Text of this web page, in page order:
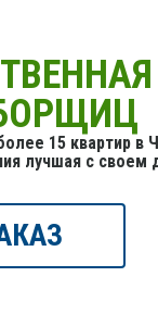
15 квартир в
лучшая с